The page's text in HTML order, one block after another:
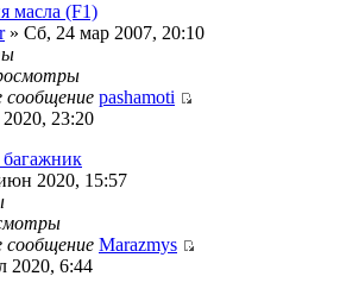
масла (F1)
» Сб, 24 мар 2007, 20:10
сообщение pashamoti
23:20
багажник
2020, 15:57
сообщение Marazmys
2020, 6:44